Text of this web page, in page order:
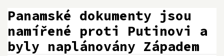
Panamské dokumenty jsou
namířené proti Putinovi a
byly naplánovány Západem